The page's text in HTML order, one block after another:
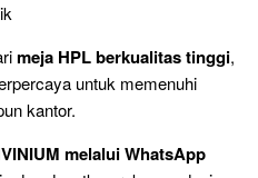
meja HPL berkualitas tinggi,
untuk memenuhi
kantor.
melalui WhatsApp